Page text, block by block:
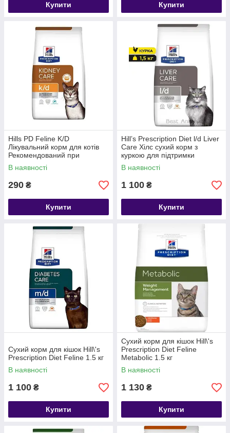
Купити Купити
Hills PD Feline K/D
Лікувальний корм для котів
Рекомендований при
хворобах нирок СКХ 0.3 г
В наявності
290 ₴
Купити
Hill’s Prescription Diet l/d Liver
Care Хілс сухий корм з
куркою для підтримки
здоров'я печінки 1,5 кг
В наявності
1 100 ₴
Купити
Сухий корм для кішок Hill\'s
Prescription Diet Feline 1.5 кг
В наявності
1 100 ₴
Купити
Сухий корм для кішок Hill\'s
Prescription Diet Feline
Metabolic 1.5 кг
В наявності
1 130 ₴
Купити